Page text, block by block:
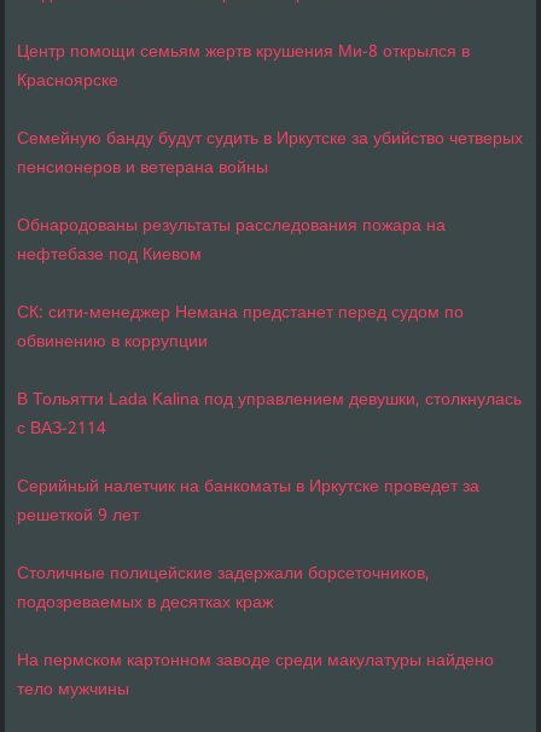
Центр помощи семьям жертв крушения Ми-8 открылся в
Красноярске
Семейную банду будут судить в Иркутске за убийство четверых
пенсионеров и ветерана войны
Обнародованы результаты расследования пожара на
нефтебазе под Киевом
СК: сити-менеджер Немана предстанет перед судом по
обвинению в коррупции
В Тольятти Lada Kalina под управлением девушки, столкнулась
с ВАЗ-2114
Серийный налетчик на банкоматы в Иркутске проведет за
решеткой 9 лет
Столичные полицейские задержали борсеточников,
подозреваемых в десятках краж
На пермском картонном заводе среди макулатуры найдено
тело мужчины